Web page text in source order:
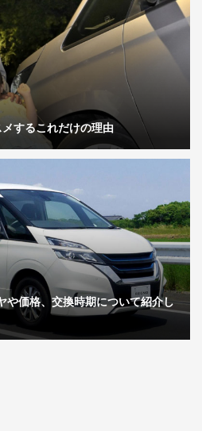
するこれだけの理由
や価格、交換時期について紹介し